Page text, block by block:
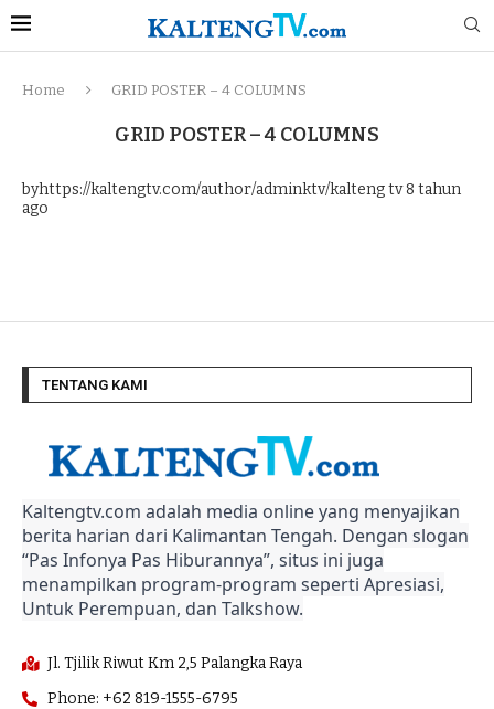
Home GRID POSTER – 4 COLUMNS
GRID POSTER – 4 COLUMNS
byhttps://kaltengtv.com/author/adminktv/kalteng tv8 tahun
ago
TENTANG KAMI
Kaltengtv.com adalah media online yang menyajikan
berita harian dari Kalimantan Tengah. Dengan slogan
“Pas Infonya Pas Hiburannya”, situs ini juga
menampilkan program-program seperti Apresiasi,
Untuk Perempuan, dan Talkshow.
Jl. Tjilik Riwut Km 2,5 Palangka Raya
Phone: +62 819-1555-6795